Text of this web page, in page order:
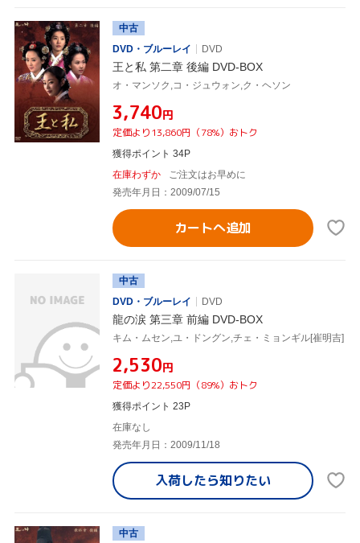
中古
DVD・ブルーレイ
DVD
王と私 第二章 後編 DVD-BOX
オ・マンソク,コ・ジュウォン,ク・ヘソン
¥3,740円
定価より13,860円（78%）おトク
獲得ポイント 34P
在庫わずか
ご注文はお早めに
発売年月日：2009/07/15
カートへ追加
中古
DVD・ブルーレイ
DVD
龍の涙 第三章 前編 DVD-BOX
キム・ムセン,ユ・ドングン,チェ・ミョンギル[崔明吉]
¥2,530円
定価より22,550円（89%）おトク
獲得ポイント 23P
在庫なし
発売年月日：2009/11/18
入荷したら知りたい
中古